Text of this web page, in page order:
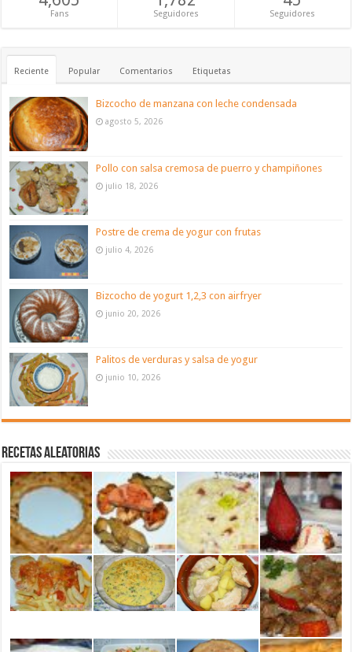
Fans Seguidores Seguidores
Reciente Popular Comentarios Etiquetas
Bizcocho de manzana con leche condensada
agosto 5, 2026
Pollo con salsa cremosa de puerro y champiñones
julio 18, 2026
Postre de crema de yogur con frutas
julio 4, 2026
Bizcocho de yogurt 1,2,3 con airfryer
junio 20, 2026
Palitos de verduras y salsa de yogur
junio 10, 2026
Recetas aleatorias